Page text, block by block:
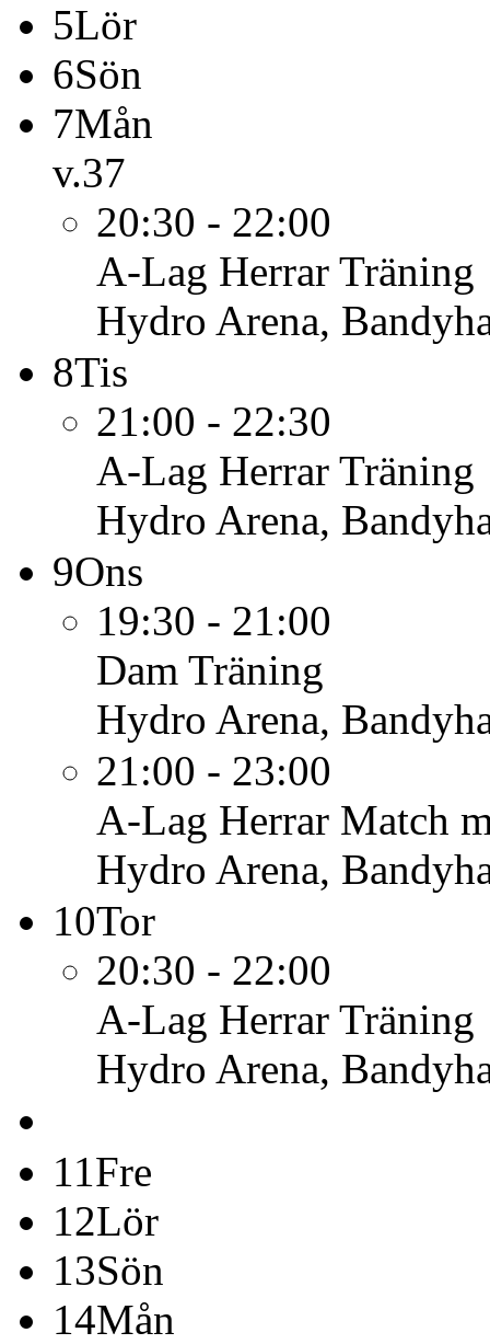
5Lör
6Sön
7Mån
v.37
20:30 - 22:00
A-Lag Herrar Träning
Hydro Arena,
8Tis
21:00 - 22:30
A-Lag Herrar Träning
Hydro Arena,
9Ons
19:30 - 21:00
Dam Träning
Hydro Arena,
21:00 - 23:00
A-Lag Herrar Match
Hydro Arena,
10Tor
20:30 - 22:00
A-Lag Herrar Träning
Hydro Arena,
11Fre
12Lör
13Sön
14Mån